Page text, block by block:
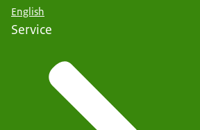
English
Service